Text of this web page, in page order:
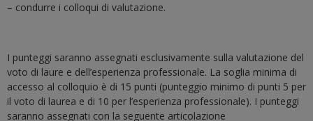
– condurre i colloqui di valutazione.
I punteggi saranno assegnati esclusivamente sulla valutazione del
voto di laure e dell’esperienza professionale. La soglia minima di
accesso al colloquio è di 15 punti (punteggio minimo di punti 5 per
il voto di laurea e di 10 per l’esperienza professionale). I punteggi
saranno assegnati con la seguente articolazione